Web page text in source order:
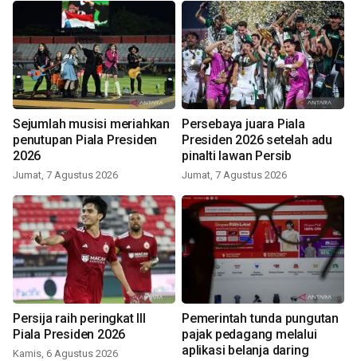
Sejumlah musisi meriahkan
penutupan Piala Presiden
2026
Jumat, 7 Agustus 2026
Persebaya juara Piala
Presiden 2026 setelah adu
pinalti lawan Persib
Jumat, 7 Agustus 2026
Persija raih peringkat III
Piala Presiden 2026
Kamis, 6 Agustus 2026
Pemerintah tunda pungutan
pajak pedagang melalui
aplikasi belanja daring